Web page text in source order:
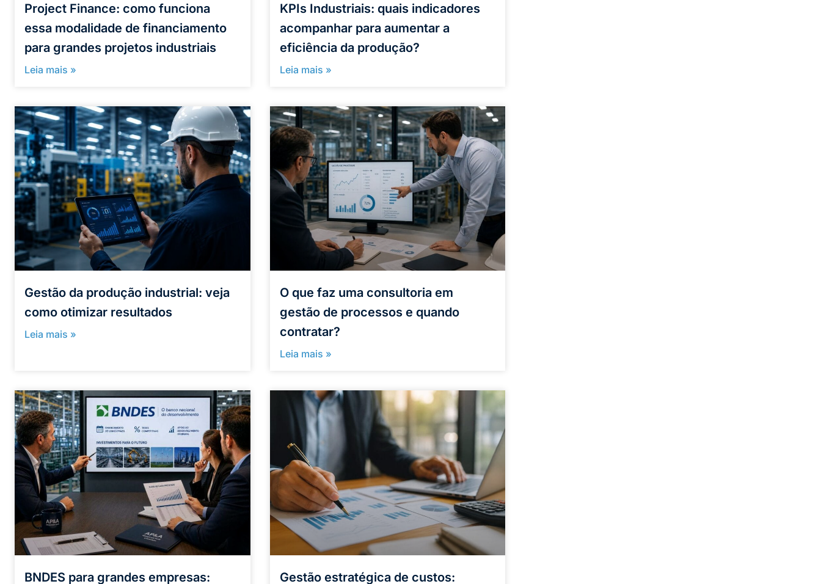
Project Finance: como funciona
essa modalidade de financiamento
para grandes projetos industriais
Leia mais »
KPIs Industriais: quais indicadores
acompanhar para aumentar a
eficiência da produção?
Leia mais »
Gestão da produção industrial: veja
como otimizar resultados
Leia mais »
O que faz uma consultoria em
gestão de processos e quando
contratar?
Leia mais »
BNDES para grandes empresas: Gestão estratégica de custos: